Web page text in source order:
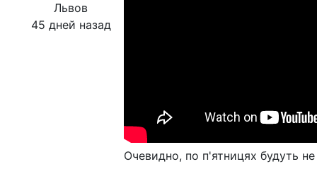
Львов
45 дней назад
Очевидно, по п'ятницях будуть не